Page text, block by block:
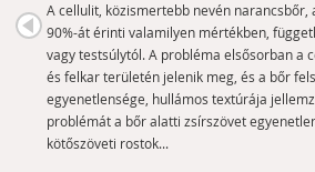
A cellulit, közismertebb nevén narancsbőr,
90%-át érinti valamilyen mértékben,
vagy testsúlytól. A probléma elsősorban a
és felkar területén jelenik meg, és a bőr
egyenetlensége, hullámos textúrája
problémát a bőr alatti zsírszövet
kötőszöveti rostok...